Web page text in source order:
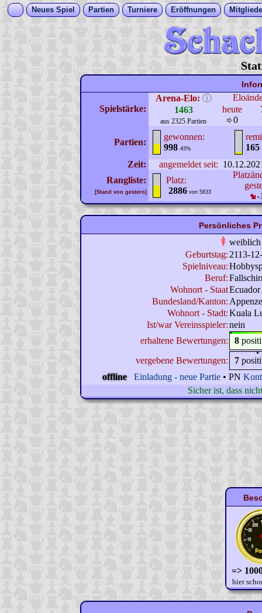
Neues Spiel Partien Turniere Eröffnungen
Spielstärke:
Arena-Elo: ⓘ
1463
aus 2325 Partien
heute
0
Partien:
gewonnen:
998 43%
165
Zeit:
angemeldet seit:
Rangliste:
[Stand von gestern]
Platz:
2886 von 5833
-
Persönliches
weiblich
Geburtstag: 2113-
Spielniveau:
Beruf:
Wohnort - StaatEcuador
Bundesland/Kanton:
Wohnort - Stadt:Kuala
Ist/war Vereinsspieler:nein
erhaltene Bewertungen:
8
vergebene Bewertungen:
7
offline
Einladung - neue Partie • PN
Sicher ist, dass
=>
hier